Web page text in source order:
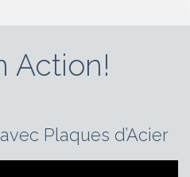
Action!
Plaques d’Acier